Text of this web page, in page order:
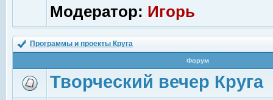
Модератор: Игорь
Программы и проекты Круга
Форум
Творческий вечер Круга